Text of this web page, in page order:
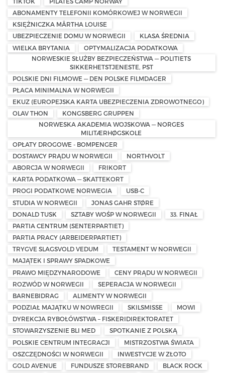
ABONAMENTY TELEFONII KOMÓRKOWEJ W NORWEGII
KSIĘŻNICZKA MÄRTHA LOUISE
UBEZPIECZENIE DOMU W NORWEGII
KLASA ŚREDNIA
WIELKA BRYTANIA
OPTYMALIZACJA PODATKOWA
NORWESKIE SŁUŻBY BEZPIECZEŃSTWA — POLITIETS
SIKKERHETSTJENESTE, PST
POLSKIE DNI FILMOWE — DEN POLSKE FILMDAGER
PŁACA MINIMALNA W NORWEGII
EKUZ (EUROPEJSKA KARTA UBEZPIECZENIA ZDROWOTNEGO)
OLAV THON
KONGSBERG GRUPPEN
NORWESKA AKADEMIA WOJSKOWA — NORGES
MILITÆRHØGSKOLE
OPŁATY DROGOWE - BOMPENGER
DOSTAWCY PRĄDU W NORWEGII
NORTHVOLT
ABORCJA W NORWEGII
FRIKORT
KARTA PODATKOWA — SKATTEKORT
PROGI PODATKOWE NORWEGIA
USB-C
STUDIA W NORWEGII
JONAS GAHR STØRE
DONALD TUSK
SZTABY WOŚP W NORWEGII
33. FINAŁ
PARTIA CENTRUM (SENTERPARTIET)
PARTIA PRACY (ARBEIDERPARTIET)
TRYGVE SLAGSVOLD VEDUM
TESTAMENT W NORWEGII
MAJĄTEK I SPRAWY SPADKOWE
PRAWO MIĘDZYNARODOWE
CENY PRĄDU W NORWEGII
ROZWÓD W NORWEGII
SEPERACJA W NORWEGII
BARNEBIDRAG
ALIMENTY W NORWEGII
PODZIAŁ MAJĄTKU W NOWREGII
SKILSMISSE
MOWI
DYREKCJA RYBOŁÓWSTWA – FISKERIDIREKTORATET
STOWARZYSZENIE BLI MED
SPOTKANIE Z POLSKĄ
POLSKIE CENTRUM INTEGRACJI
MISTRZOSTWA ŚWIATA
OSZCZĘDNOŚCI W NORWEGII
INWESTYCJE W ZŁOTO
GOLD AVENUE
FUNDUSZE STOREBRAND
BLACK ROCK